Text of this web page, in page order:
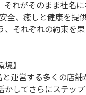
れがそのまま社名に
、癒しと健康を提供
それぞれの約束を果
】
運営する多くの店舗
してさらにステッ